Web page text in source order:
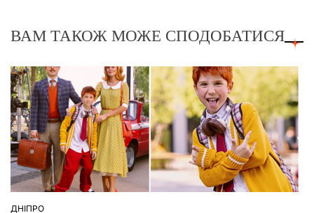
ВАМ ТАКОЖ МОЖЕ СПОДОБАТИСЯ
ДНІПРО